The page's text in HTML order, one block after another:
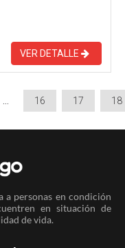
VER DETALLE
16 17 18
personas en condición
en situación de
de vida.